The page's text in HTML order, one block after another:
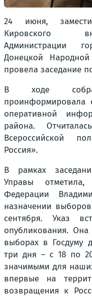
24 июня,
Кировского
Администрации
Донецкой
провела заседание
В ходе
проинформировала
оперативной
района.
Всероссийской
Россия».
В рамках
Управы отметила,
Федерации
назначении
сентября. Указ
опубликования.
выборах в Госдуму
три дня – с 18 по
значимыми для
впервые на
возвращения к